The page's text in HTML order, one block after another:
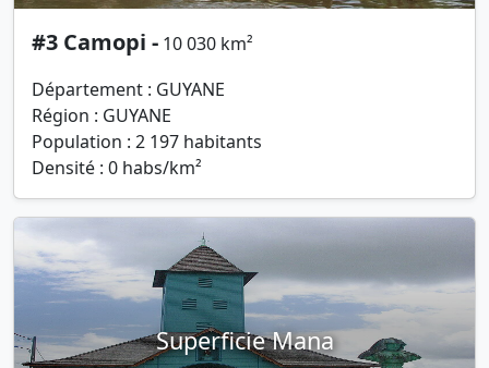
#3 Camopi - 10 030 km²
Département : GUYANE
Région : GUYANE
Population : 2 197 habitants
Densité : 0 habs/km²
Superficie Mana